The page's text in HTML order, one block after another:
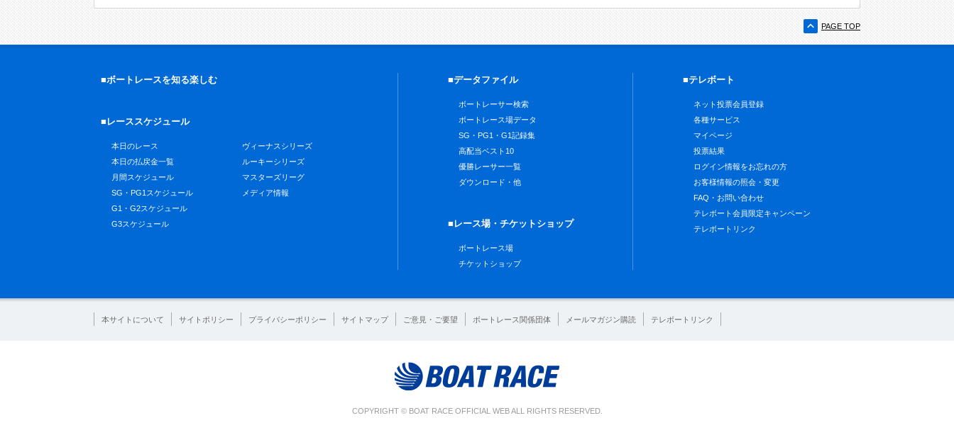
PAGE TOP
■ボートレースを知る楽しむ
■レーススケジュール
本日のレース
本日の払戻金一覧
月間スケジュール
SG・PG1スケジュール
G1・G2スケジュール
G3スケジュール
ヴィーナスシリーズ
ルーキーシリーズ
マスターズリーグ
メディア情報
■データファイル
ボートレーサー検索
ボートレース場データ
SG・PG1・G1記録集
高配当ベスト10
優勝レーサー一覧
ダウンロード・他
■レース場・チケットショップ
ボートレース場
チケットショップ
■テレボート
ネット投票会員登録
各種サービス
マイページ
投票結果
ログイン情報をお忘れの方
お客様情報の照会・変更
FAQ・お問い合わせ
テレボート会員限定キャンペーン
テレボートリンク
本サイトについて サイトポリシー プライバシーポリシー サイトマップ ご意見・ご要望 ボートレース関係団体 メールマガジン購読 テレボートリンク
COPYRIGHT © BOAT RACE OFFICIAL WEB ALL RIGHTS RESERVED.